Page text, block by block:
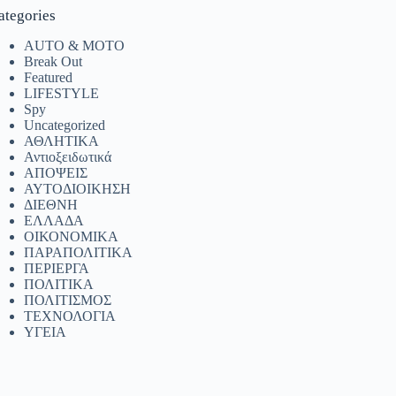
AUTO & MOTO
Break Out
Featured
LIFESTYLE
Spy
Uncategorized
ΑΘΛΗΤΙΚΑ
Αντιοξειδωτικά
ΑΠΟΨΕΙΣ
ΑΥΤΟΔΙΟΙΚΗΣΗ
ΔΙΕΘΝΗ
ΕΛΛΑΔΑ
ΟΙΚΟΝΟΜΙΚΑ
ΠΑΡΑΠΟΛΙΤΙΚΑ
ΠΕΡΙΕΡΓΑ
ΠΟΛΙΤΙΚΑ
ΠΟΛΙΤΙΣΜΟΣ
ΤΕΧΝΟΛΟΓΙΑ
ΥΓΕΙΑ